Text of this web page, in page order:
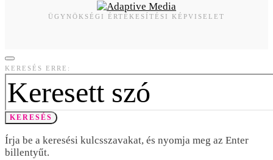
ÜGYNÖKSÉGI ÉRTÉKESÍTÉSI KÉPVISELET
KERESÉS ERRE:
KERESÉS
Írja be a keresési kulcsszavakat, és nyomja meg az Enter
billentyűt.